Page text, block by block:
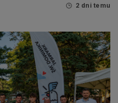
2 dni temu